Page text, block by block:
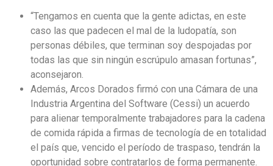
“Tengamos en cuenta que la gente adictas, en este
caso las que padecen el mal de la ludopatía, son
personas débiles, que terminan soy despojadas por
todas las que sin ningún escrúpulo amasan fortunas”,
aconsejaron.
Además, Arcos Dorados firmó con una Cámara de una
Industria Argentina del Software (Cessi) un acuerdo
para alienar temporalmente trabajadores para la cadena
de comida rápida a firmas de tecnología de en totalidad
el país que, vencido el período de traspaso, tendrán la
oportunidad sobre contratarlos de forma permanente.